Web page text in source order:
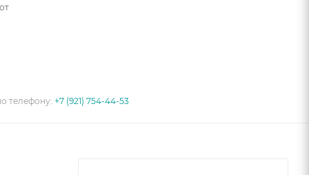
телефону:+7 (921) 754-44-53